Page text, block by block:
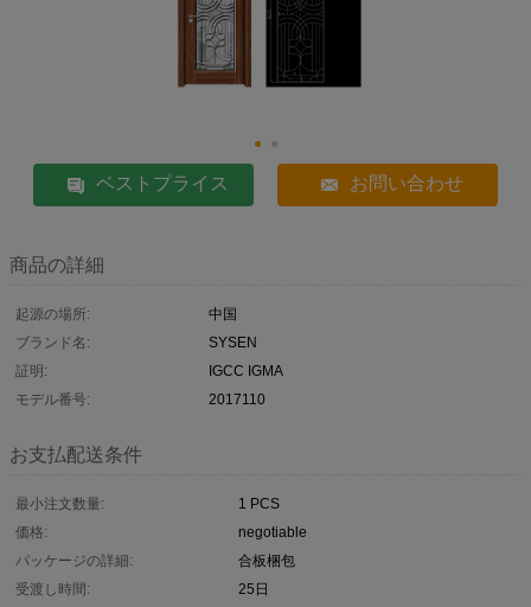
ベストプライス お問い合わせ
商品の詳細
起源の場所:
中国
ブランド名:
SYSEN
証明:
IGCC IGMA
モデル番号:
2017110
お支払配送条件
最小注文数量:
1 PCS
価格:
negotiable
パッケージの詳細:
合板梱包
受渡し時間:
25日